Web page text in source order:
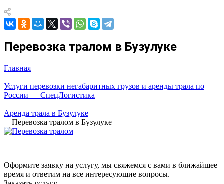
Перевозка тралом в Бузулуке
Главная
—
Услуги перевозки негабаритных грузов и аренды трала по
России — СпецЛогистика
—
Аренда трала в Бузулуке
—Перевозка тралом в Бузулуке
Оформите заявку на услугу, мы свяжемся с вами в ближайшее
время и ответим на все интересующие вопросы.